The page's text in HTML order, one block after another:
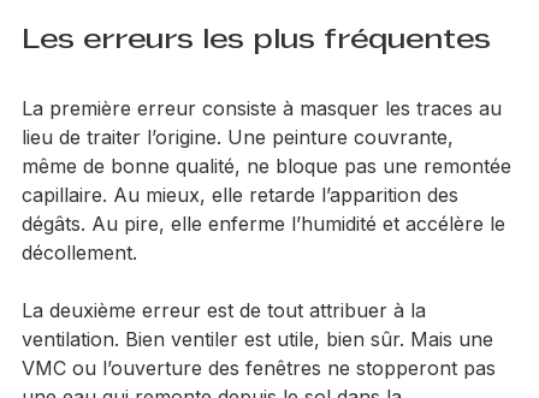
chantier proprement terminé et une réparation qui
reste incomplète.
Les erreurs les plus fréquentes
La première erreur consiste à masquer les traces au
lieu de traiter l’origine. Une peinture couvrante,
même de bonne qualité, ne bloque pas une remontée
dégâts. Au pire, elle enferme l’humidité et accélère le
décollement.
La deuxième erreur est de tout attribuer à la